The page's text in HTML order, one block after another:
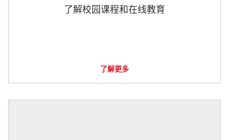
了解校园课程和在线教育
了解更多